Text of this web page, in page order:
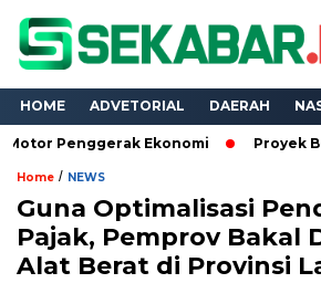
HOME ADVETORIAL DAERAH
Ekonomi Proyek Belasan
Home / NEWS
Guna Optimalisasi
Pajak, Pemprov Bakal
Alat Berat di Provinsi